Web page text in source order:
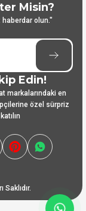
Misin?
olun."
Edin!
markalarındaki en
özel sürpriz